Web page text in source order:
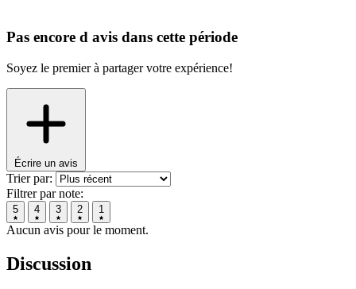
Pas encore d avis dans cette période
Soyez le premier à partager votre expérience!
Écrire un avis
Trier par:
Filtrer par note:
5 4 3 2 1
Aucun avis pour le moment.
Discussion